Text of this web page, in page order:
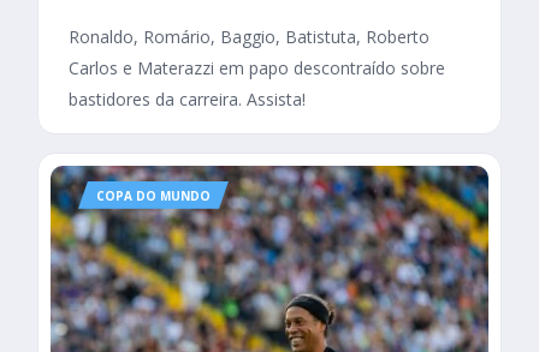
Ronaldo, Romário, Baggio, Batistuta, Roberto
Carlos e Materazzi em papo descontraído sobre
bastidores da carreira. Assista!
COPA DO MUNDO